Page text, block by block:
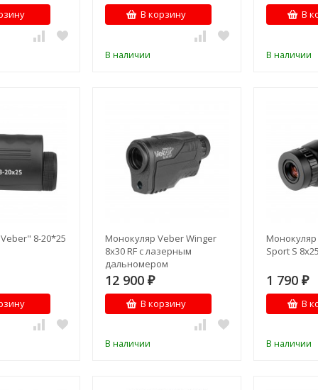
В корзину
В наличии
В
В наличии
8-20*25
Монокуляр Veber Winger
8x30 RF с лазерным
дальномером
12 900 ₽
В корзину
В наличии
Sport S
1 790 ₽
В
В наличии